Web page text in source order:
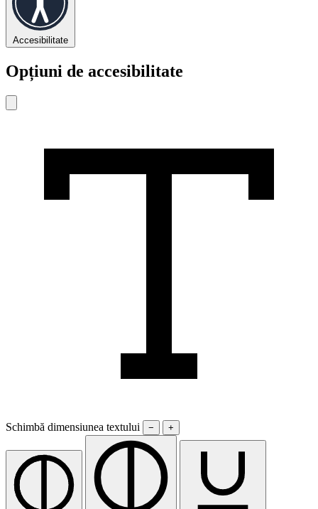
Accesibilitate
Opțiuni de accesibilitate
Schimbă dimensiunea textului − +